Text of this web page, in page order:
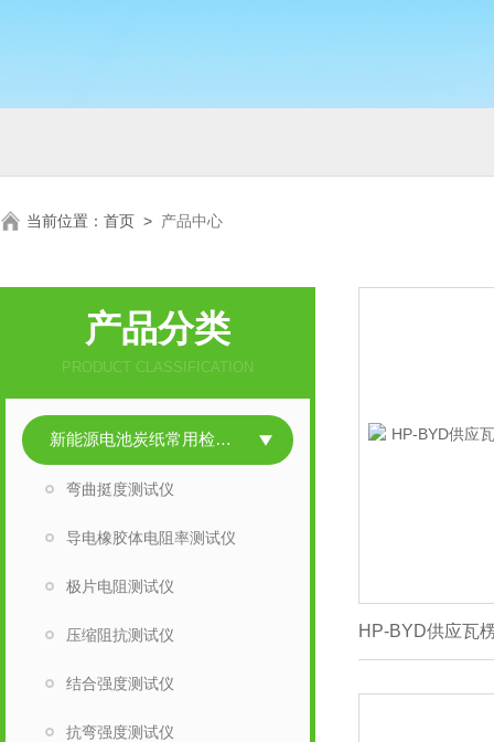
当前位置： 首页 > 产品中心
产品分类
PRODUCT CLASSIFICATION
新能源电池炭纸常用检测仪
弯曲挺度测试仪
导电橡胶体电阻率测试仪
极片电阻测试仪
压缩阻抗测试仪
结合强度测试仪
抗弯强度测试仪